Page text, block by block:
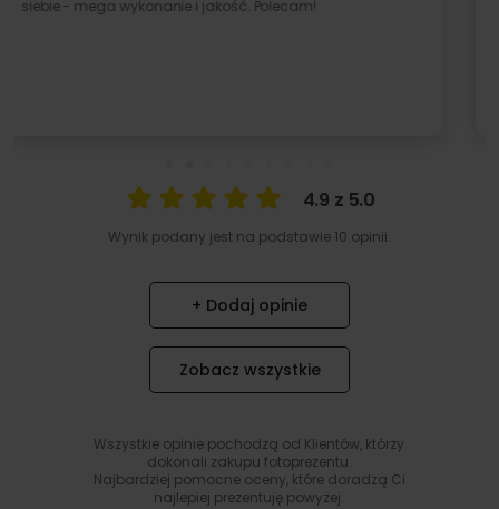
4.9 z 5.0
Wynik podany jest na podstawie 10 opinii.
+ Dodaj opinie
Zobacz wszystkie
Wszystkie opinie pochodzą od Klientów, którzy
dokonali zakupu fotoprezentu.
Najbardziej pomocne oceny, które doradzą Ci
najlepiej prezentuję powyżej.